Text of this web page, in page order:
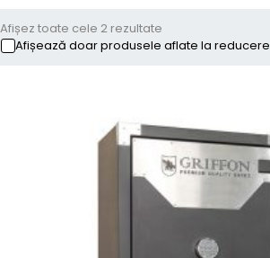
Afișez toate cele 2 rezultate
Afișează doar produsele aflate la reducere